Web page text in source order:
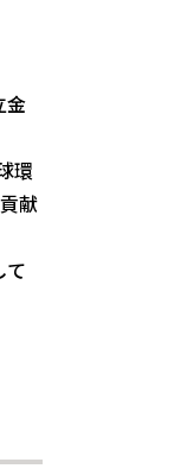
金
環
献
て